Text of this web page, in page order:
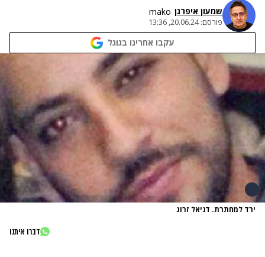
שמעון איפרגן​ mako
פורסם:20.06.24, 13:36
עקבו אחרינו בגוגל
ירד למחתרת. דניאל זרוג
דברו איתנו